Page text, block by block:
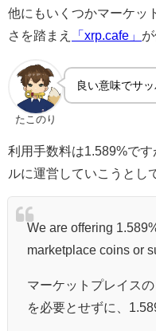
他にもいくつかマーケッ
さを踏まえ
「xrp.cafe」
たこのり
良い意味でサ
利用手数料は1.589%で
ルに運営していこうとし
We are offering
marketplace coins or
マーケットプレイス
を必要とせずに、